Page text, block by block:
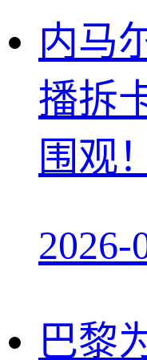
内马
播拆
围观！
2026-
巴黎